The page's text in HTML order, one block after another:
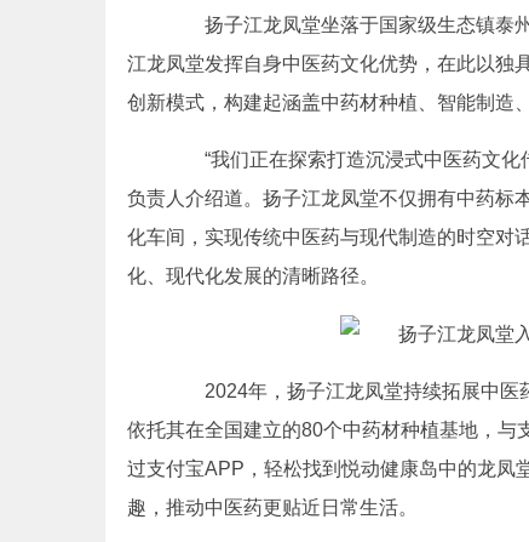
扬子江龙凤堂坐落于国家级生态镇泰州
江龙凤堂发挥自身中医药文化优势，在此以独
创新模式，构建起涵盖中药材种植、智能制造
“我们正在探索打造沉浸式中医药文化
负责人介绍道。扬子江龙凤堂不仅拥有中药标
化车间，实现传统中医药与现代制造的时空对
化、现代化发展的清晰路径。
2024年，扬子江龙凤堂持续拓展中医
依托其在全国建立的80个中药材种植基地，与
过支付宝APP，轻松找到悦动健康岛中的龙凤
趣，推动中医药更贴近日常生活。